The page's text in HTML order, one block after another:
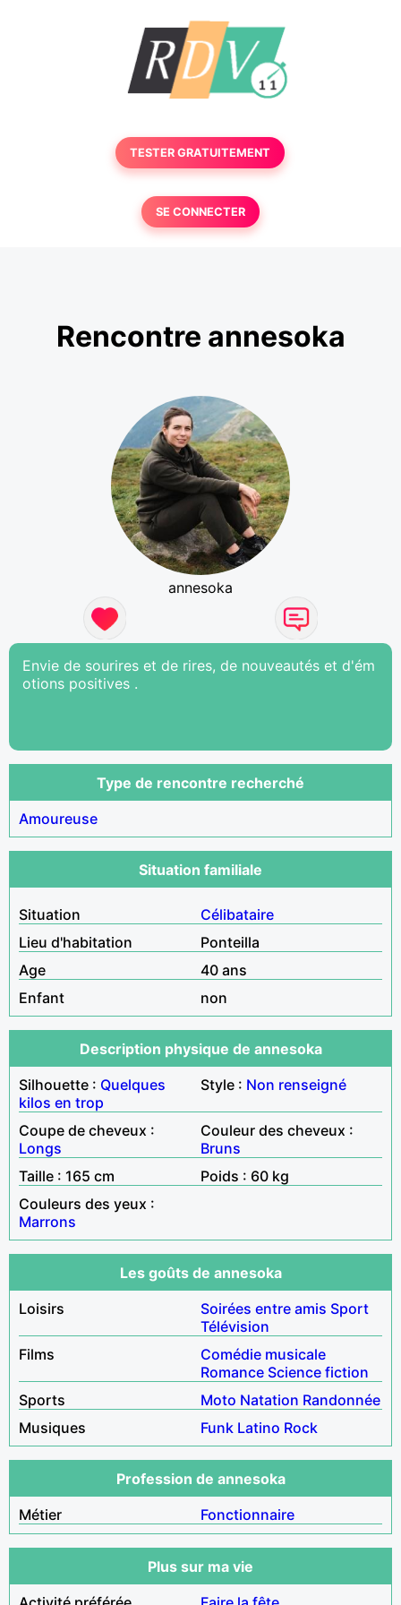
TESTER GRATUITEMENT
SE CONNECTER
Rencontre annesoka
annesoka
Envie de sourires et de rires, de nouveautés et d'ém
otions positives .
Type de rencontre recherché
Amoureuse
Situation familiale
Situation
Célibataire
Lieu d'habitation
Ponteilla
Age
40 ans
Enfant
non
Description physique de annesoka
Silhouette : Quelques
kilos en trop
Style : Non renseigné
Coupe de cheveux :
Longs
Couleur des cheveux :
Bruns
Taille : 165 cm
Poids : 60 kg
Couleurs des yeux :
Marrons
Les goûts de annesoka
Loisirs
Soirées entre amis Sport
Télévision
Films
Comédie musicale
Romance Science fiction
Sports
Moto Natation Randonnée
Musiques
Funk Latino Rock
Profession de annesoka
Métier
Fonctionnaire
Plus sur ma vie